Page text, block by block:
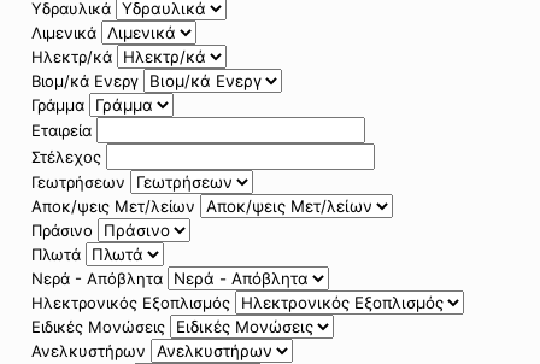
Υδραυλικά
Λιμενικά
Ηλεκτρ/κά
Βιομ/κά Ενεργ
Γράμμα
Εταιρεία
Στέλεχος
Γεωτρήσεων
Αποκ/ψεις Μετ/λείων
Πράσινο
Πλωτά
Νερά - Απόβλητα
Ηλεκτρονικός Εξοπλισμός
Ειδικές Μονώσεις
Ανελκυστήρων